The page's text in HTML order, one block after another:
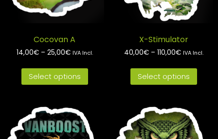
Cocovan A
14,00€– 25,00€ IVA Incl.
Select options
X-Stimulator
40,00€– 110,00€ IVA Incl.
Select options